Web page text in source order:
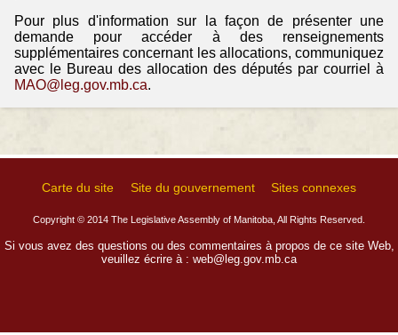
Pour plus d'information sur la façon de présenter une
demande pour accéder à des renseignements
supplémentaires concernant les allocations, communiquez
avec le Bureau des allocation des députés par courriel à
MAO@leg.gov.mb.ca.
Carte du site Site du gouvernement Sites connexes
Copyright © 2014 The Legislative Assembly of Manitoba, All Rights Reserved.
Si vous avez des questions ou des commentaires à propos de ce site Web,
veuillez écrire à : web@leg.gov.mb.ca